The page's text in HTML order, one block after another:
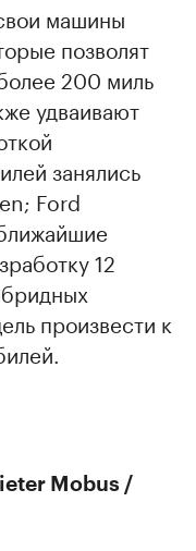
машины
позволят
200 миль
удваивают
занялись
Ford
12
произвести к
Mobus /